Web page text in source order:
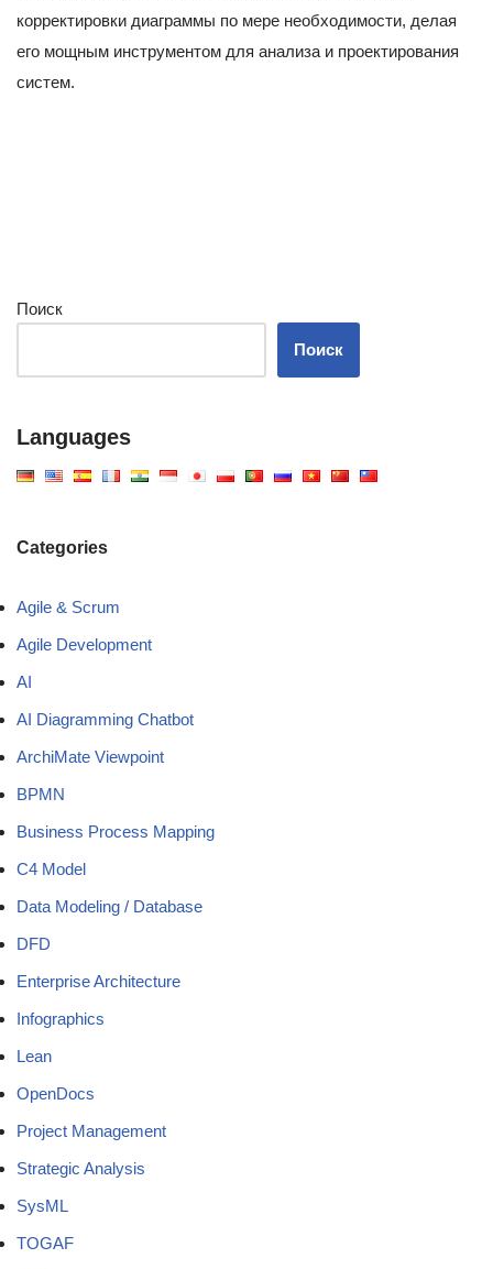
корректировки диаграммы по мере необходимости, делая
его мощным инструментом для анализа и проектирования
систем.
Поиск
Поиск
Languages
Categories
Agile & Scrum
Agile Development
AI
AI Diagramming Chatbot
ArchiMate Viewpoint
BPMN
Business Process Mapping
C4 Model
Data Modeling / Database
DFD
Enterprise Architecture
Infographics
Lean
OpenDocs
Project Management
Strategic Analysis
SysML
TOGAF